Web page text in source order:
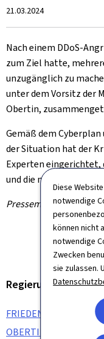
Diese
notwendige
können nicht
notwendige
Zwecken
sie zulassen.
Zum
21.03.2024
Nach einem DDoS-
zum Ziel hatte,
unzugänglich zu
unter dem Vorsitz der
Obertin,
Gemäß dem
der Situation hat der
Experten eingerichtet,
und die notwendigen
Pressemitteilung des
Regierungsmitglied
FRIEDEN Luc
OBERTIN Stéphanie